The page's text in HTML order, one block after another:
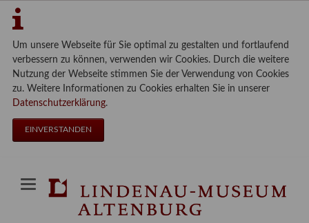
Um unsere Webseite für Sie optimal zu gestalten und fortlaufend
verbessern zu können, verwenden wir Cookies. Durch die weitere
Nutzung der Webseite stimmen Sie der Verwendung von Cookies
zu. Weitere Informationen zu Cookies erhalten Sie in unserer
Datenschutzerklärung.
EINVERSTANDEN